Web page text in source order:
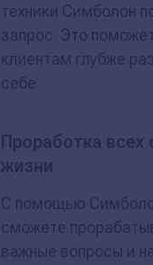
техники Симболон
запрос. Это
клиентам глубже
себе
Проработка всех
жизни
С помощью
сможете
важные вопросы и